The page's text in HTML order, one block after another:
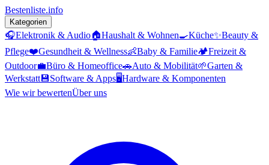
Bestenliste.info
Kategorien
🎧Elektronik & Audio🏠Haushalt & Wohnen🍳Küche✨Beauty &
Pflege❤️Gesundheit & Wellness👶Baby & Familie🏕️Freizeit &
Outdoor💼Büro & Homeoffice🚗Auto & Mobilität🌱Garten &
Werkstatt 💾Software & Apps🖥️Hardware & Komponenten
Wie wir bewertenÜber uns